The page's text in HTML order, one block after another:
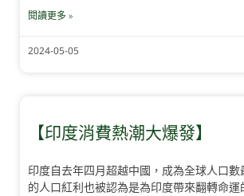
閱讀更多 »
2024-05-05
【印度消費熱潮大爆發】
印度自去年四月超越中國，成為全球人口
的人口紅利也被認為是為印度帶來翻轉命